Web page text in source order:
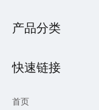
产品分类
快速链接
首页